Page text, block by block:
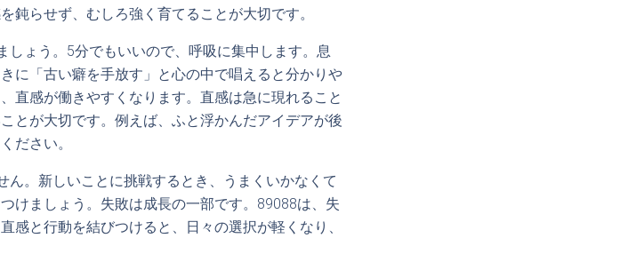
鈍らせず、むしろ強く育てることが大切です。
しょう。5分でもいいので、呼吸に集中します。息
に「古い癖を手放す」と心の中で唱えると分かりや
直感が働きやすくなります。直感は急に現れること
とが大切です。例えば、ふと浮かんだアイデアが後
ださい。
ん。新しいことに挑戦するとき、うまくいかなくて
けましょう。失敗は成長の一部です。89088は、失
感と行動を結びつけると、日々の選択が軽くなり、